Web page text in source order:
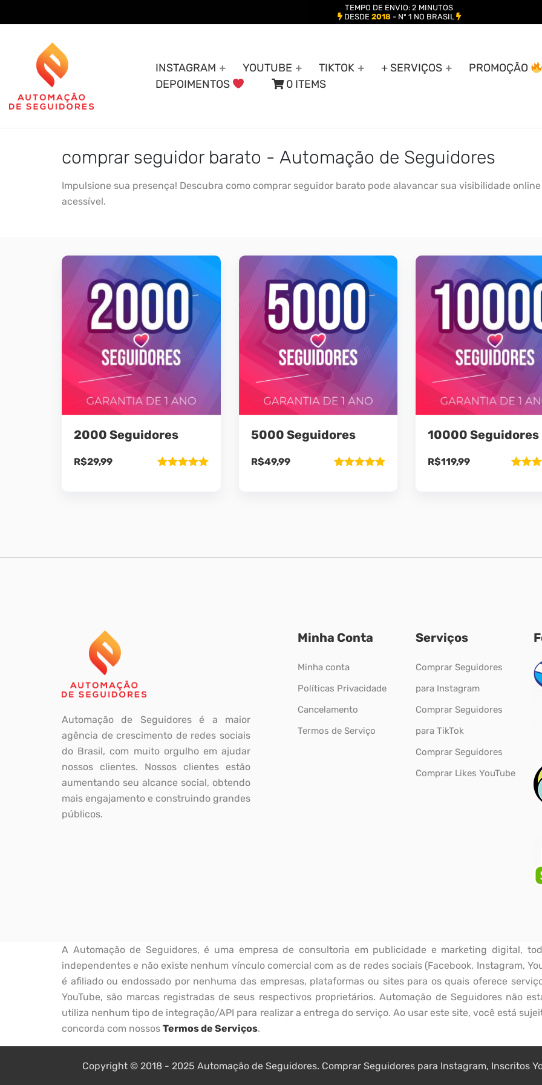
INSTAGRAM YOUTUBE TIKTOK + SERVIÇOS
PROMOÇÃO
DEPOIMENTOS
0 ITEMS
comprar seguidor barato - Automação de Seguidores
Impulsione sua presença! Descubra como comprar seguidor barato pode alavancar sua visibilidade
acessível.
2000 Seguidores
R$29,99
5000 Seguidores
R$49,99
10000 Seguidores
R$119,99
Automação de Seguidores é a maior
agência de crescimento de redes sociais
do Brasil, com muito orgulho em ajudar
nossos clientes. Nossos clientes estão
aumentando seu alcance social, obtendo
mais engajamento e construindo grandes
públicos.
Minha Conta
Minha conta
Políticas Privacidade
Cancelamento
Termos de Serviço
Serviços
Comprar Seguidores
para Instagram
Comprar Seguidores
para TikTok
Comprar Seguidores
Comprar Likes YouTube
A Automação de Seguidores, é uma empresa de consultoria em publicidade e marketing digital,
independentes e não existe nenhum vínculo comercial com as de redes sociais (Facebook, Instagram,
é afiliado ou endossado por nenhuma das empresas, plataformas ou sites para os quais oferece
YouTube, são marcas registradas de seus respectivos proprietários. Automação de Seguidores não
utiliza nenhum tipo de integração/API para realizar a entrega do serviço. Ao usar este site, você está
concorda com nossos Termos de Serviços.
Copyright © 2018 - 2025 Automação de Seguidores. Comprar Seguidores para Instagram, Inscritos
TEMPO DE ENVIO: 2 MINUTOS
DESDE 2018- Nº 1 NO BRASIL